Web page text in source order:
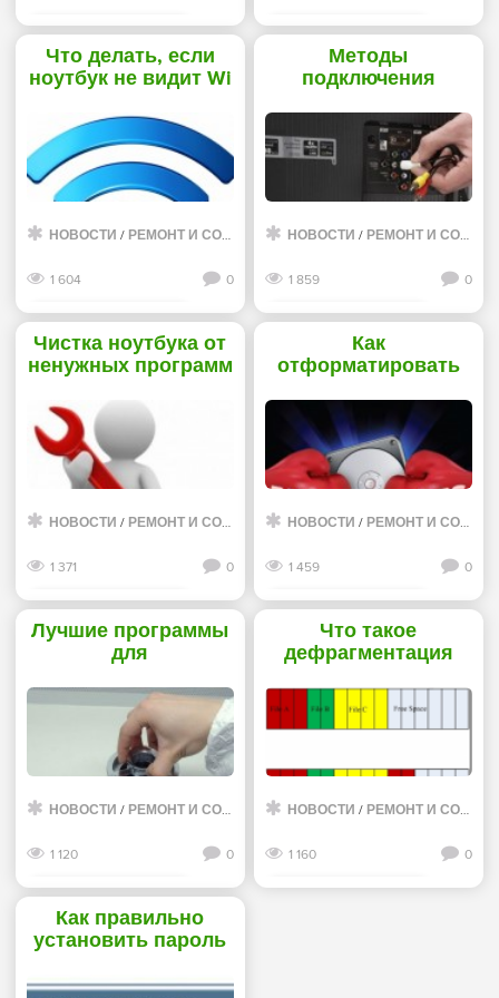
Смотреть дальше Смотреть дальше
Что делать, если
ноутбук не видит Wi
НОВОСТИ / РЕМОНТ И СОВЕТЫ
1 604 0
Смотреть дальше
Методы
подключения
телевизору -
«Нотбуки»
НОВОСТИ / РЕМОНТ И СОВЕТЫ
1 859 0
Смотреть дальше
Чистка ноутбука от
ненужных программ
НОВОСТИ / РЕМОНТ И СОВЕТЫ
1 371 0
Смотреть дальше
Как
отформатировать
Windows XP -
«Жесткие диски»
НОВОСТИ / РЕМОНТ И СОВЕТЫ
1 459 0
Смотреть дальше
Лучшие программы
для
разделов жесткого
диска. Какую из них
выбрать? - «Жесткие
диски»
НОВОСТИ / РЕМОНТ И СОВЕТЫ
1 120 0
Смотреть дальше
Что такое
дефрагментация
«Жесткие диски»
НОВОСТИ / РЕМОНТ И СОВЕТЫ
1 160 0
Как правильно
установить пароль
«Жесткие диски»